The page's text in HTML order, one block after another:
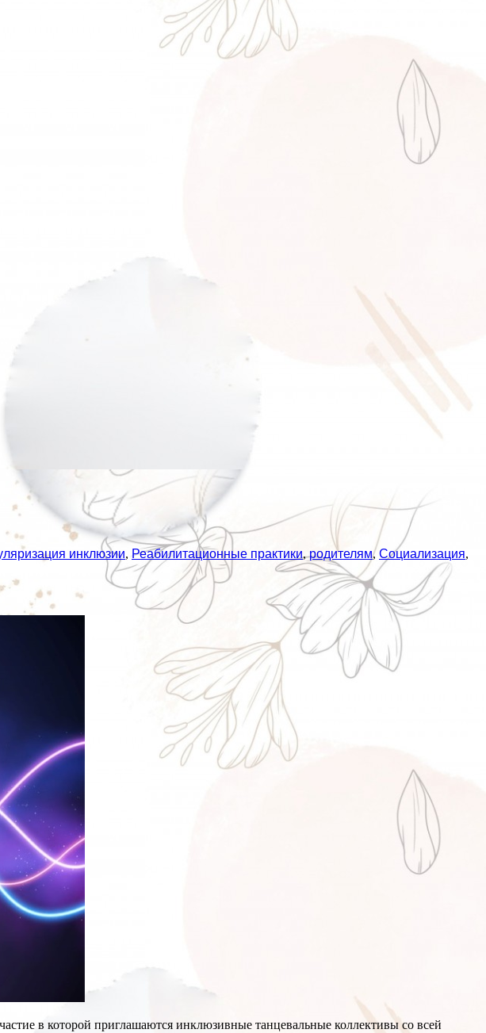
инклюзии, Реабилитационные практики,родителям,Социализация,
в которой приглашаются инклюзивные танцевальные коллективы со всей